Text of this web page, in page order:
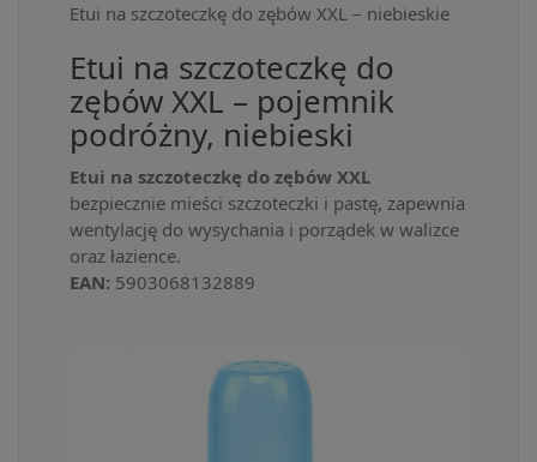
Etui na szczoteczkę do zębów XXL – niebieskie
Etui na szczoteczkę do
zębów XXL – pojemnik
podróżny, niebieski
Etui na szczoteczkę do zębów XXL
bezpiecznie mieści szczoteczki i pastę, zapewnia
wentylację do wysychania i porządek w walizce
oraz łazience.
EAN: 5903068132889